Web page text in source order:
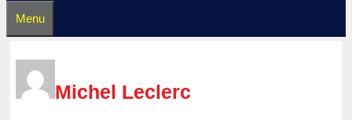
Menu
Michel Leclerc